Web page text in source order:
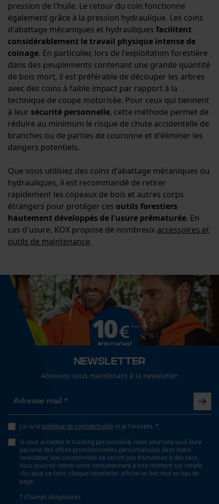
pression de l'huile. Le retour du coin fonctionne
également grâce à la pression hydraulique. Les coins
d'abattage mécaniques et hydrauliques facilitent
considérablement le travail physique intense de
coinage. En particulier, lors de l'exploitation forestière
dans des peuplements contenant une grande quantité
de bois mort, il est préférable de découper les arbres
avec des coins à faible impact par rapport à la
technique de coupe motorisée. Pour ceux qui tiennent
à leur sécurité personnelle, cette méthode permet de
réduire au minimum le risque de chute accidentelle de
branches ou de parties de couronne et d'éliminer les
dangers potentiels.
Que vous utilisiez des coins d'abattage mécaniques ou
hydrauliques, il est recommandé de retirer
rapidement les copeaux de bois et autres corps
étrangers pour protéger ces outils forestiers
hautement développés de l'usure prématurée. En
cas d'usure, KOX propose de nombreux accessoires et
outils de maintenance.
Newsletter
Abonnez-vous maintenant à la newsletter
J'ai lu la politique de confidentialité et je l'accepte. *
Si vous acceptez le tracking personnalisé, nous pourrons vous faire
parvenir des offres promotionnelles personnalisées dans notre
newsletter. Vos coordonnées ne seront pas transmises à des tiers.
Vous pourrez retirer votre consentement à tout moment sur simple
clic; pour ce faire, chaque newsletter affiche un lien tout en bas de
page.
* Champs obligatoires